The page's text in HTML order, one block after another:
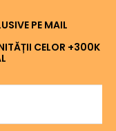
PE MAIL
CELOR +300K